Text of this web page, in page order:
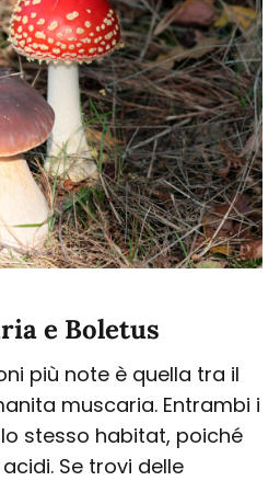
e Boletus
più note è quella tra il
muscaria. Entrambi i
stesso habitat, poiché
Se trovi delle